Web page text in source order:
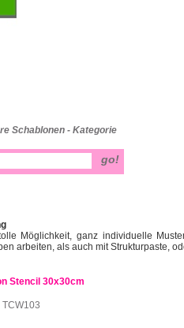
Schablonen - Kategorie
Möglichkeit, ganz individuelle
arbeiten, als auch mit Strukturpaste,
Stencil 30x30cm
TCW103